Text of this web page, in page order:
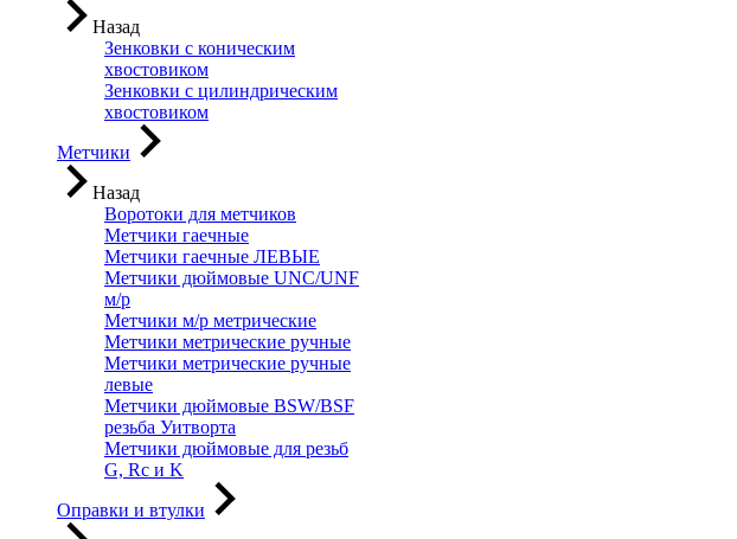
Назад
Зенковки с коническим
хвостовиком
Зенковки с цилиндрическим
хвостовиком
Метчики
Назад
Воротоки для метчиков
Метчики гаечные
Метчики гаечные ЛЕВЫЕ
Метчики дюймовые UNC/UNF
м/р
Метчики м/р метрические
Метчики метрические ручные
Метчики метрические ручные
левые
Метчики дюймовые BSW/BSF
резьба Уитворта
Метчики дюймовые для резьб
G, Rc и K
Оправки и втулки